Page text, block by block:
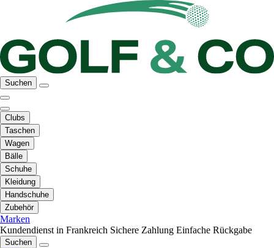
Suchen
Clubs
Taschen
Wagen
Bälle
Schuhe
Kleidung
Handschuhe
Zubehör
Marken
Kundendienst in Frankreich Sichere Zahlung Einfache Rückgabe
Suchen